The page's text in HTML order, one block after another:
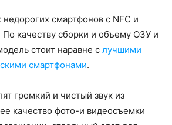
смартфонов с NFC и
качеству сборки и объему ОЗУ и
стоит наравне с лучшими
смартфонами.
громкий и чистый звук из
качество фото-и видеосъемки